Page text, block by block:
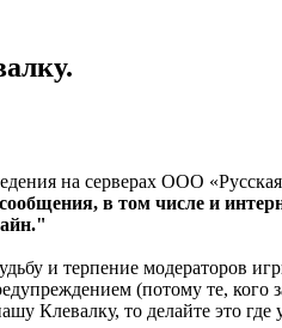
на серверах ООО
в том числе и
и терпение модераторов
(потому те,
Клевалку, то делайте это где